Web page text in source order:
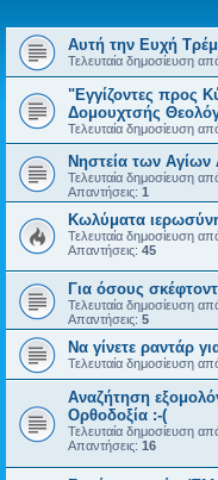
Αυτή την Ευχή
Τελευταία δημοσίευση
"Εγγίζοντες προς
Δομουχτσής
Τελευταία δημοσίευση
Νηστεία των
Τελευταία δημοσίευση
Απαντήσεις: 1
Κωλύματα
Τελευταία δημοσίευση
Απαντήσεις: 45
Για όσους
Τελευταία δημοσίευση
Απαντήσεις: 5
Να γίνετε ραντάρ
Τελευταία δημοσίευση
Αναζήτηση
Ορθοδοξία :-(
Τελευταία δημοσίευση
Απαντήσεις: 16